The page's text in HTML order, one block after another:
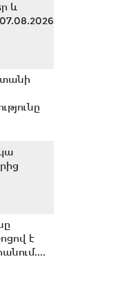
և
է